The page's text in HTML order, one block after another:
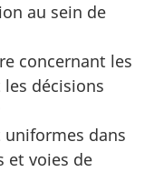
au sein de
concernant les
décisions
dans
et voies de